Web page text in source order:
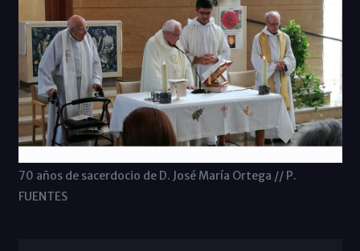
70 años de sacerdocio de D. José María Ortega // P.
FUENTES